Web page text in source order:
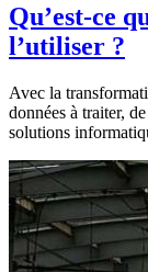
Qu’est-ce
l’utiliser ?
Avec la
données à traiter,
solutions